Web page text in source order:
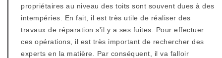
propriétaires au niveau des toits sont souvent dues à des
intempéries. En fait, il est très utile de réaliser des
travaux de réparation s'il y a ses fuites. Pour effectuer
ces opérations, il est très important de rechercher des
experts en la matière. Par conséquent, il va falloir